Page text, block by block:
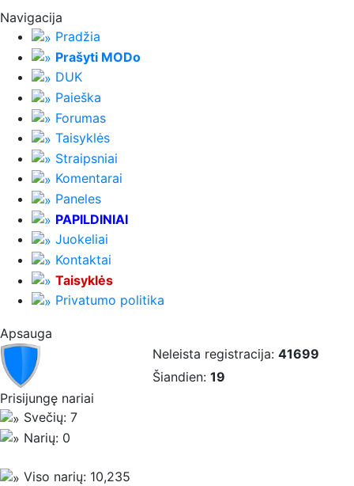
Navigacija
Pradžia
Prašyti MODo
DUK
Paieška
Forumas
Taisyklės
Straipsniai
Komentarai
Paneles
PAPILDINIAI
Juokeliai
Kontaktai
Taisyklės
Privatumo politika
Apsauga
Neleista registracija: 41699
Šiandien: 19
Prisijungę nariai
Svečių: 7
Narių: 0
Viso narių: 10,235